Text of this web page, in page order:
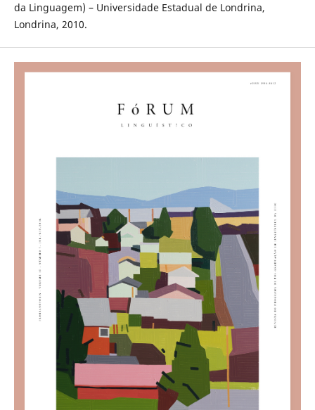
da Linguagem) – Universidade Estadual de Londrina,
Londrina, 2010.